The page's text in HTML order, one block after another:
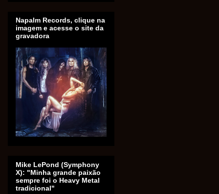
Napalm Records, clique na
imagem e acesse o site da
gravadora
Mike LePond (Symphony
X): "Minha grande paixão
sempre foi o Heavy Metal
tradicional"